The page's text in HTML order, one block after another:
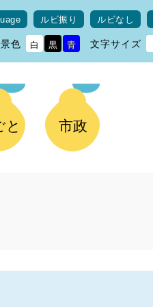
ルビ振り ルビなし
色 白 黒 青 文字サイズ
と 市政